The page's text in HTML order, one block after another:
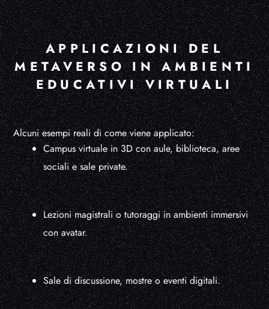
APPLICAZIONI DEL
METAVERSO IN AMBIENTI
EDUCATIVI VIRTUALI
Alcuni esempi reali di come viene applicato:
Campus virtuale in 3D con aule, biblioteca, aree
sociali e sale private.
Lezioni magistrali o tutoraggi in ambienti immersivi
con avatar.
Sale di discussione, mostre o eventi digitali.